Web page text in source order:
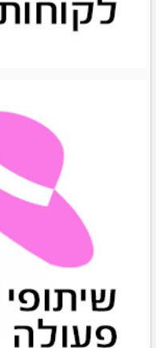
הפראדוקס של מנהלות
ואיך משנים את